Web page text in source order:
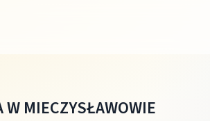
MIECZYSŁAWOWIE